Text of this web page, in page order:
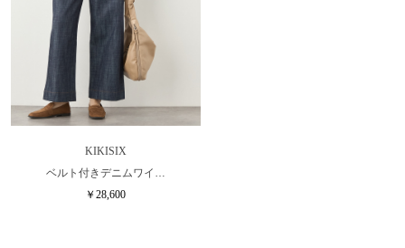
KIKISIX
ベルト付きデニムワイ…
￥28,600